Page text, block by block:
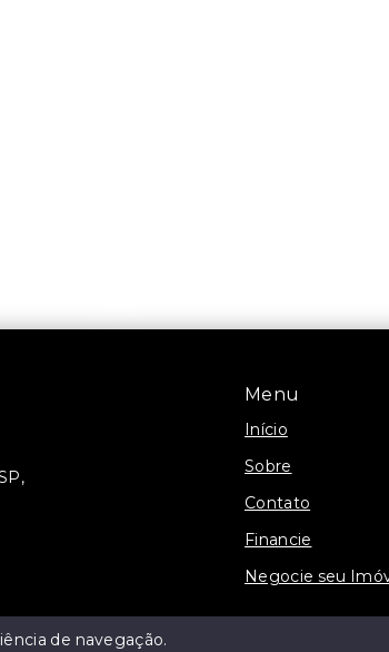
Menu
Início
Sobre
Contato
Financie
Negocie seu
de navegação.